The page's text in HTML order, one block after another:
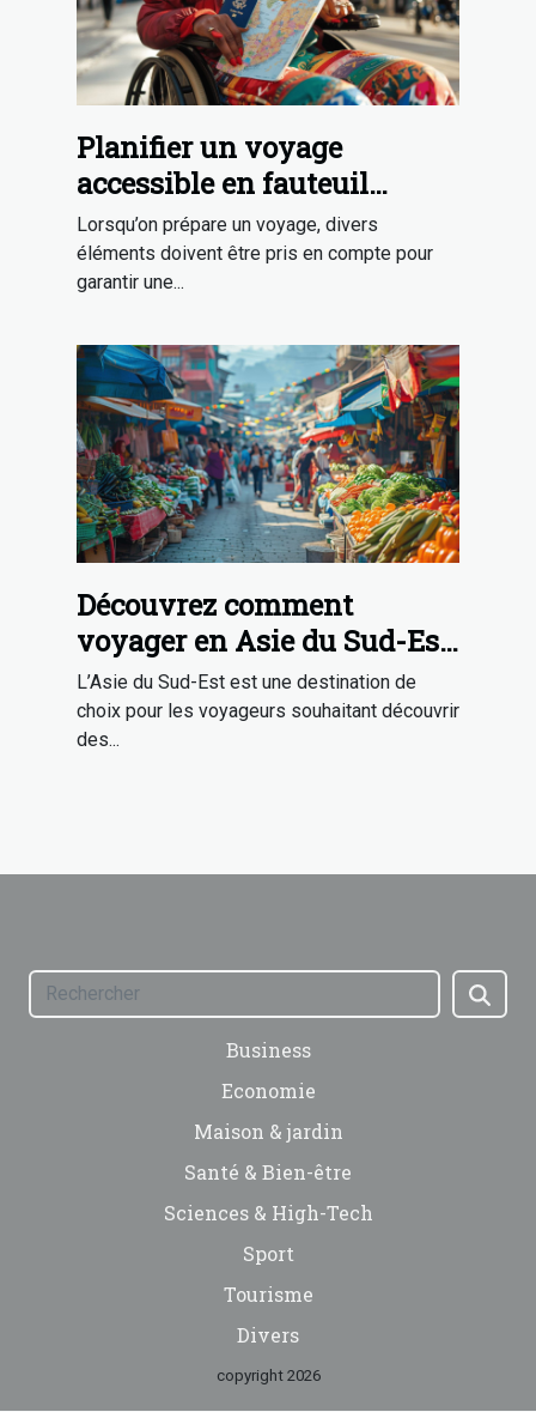
Planifier un voyage
accessible en fauteuil
roulant : Conseils et
ressources
Lorsqu’on prépare un voyage, divers
éléments doivent être pris en compte pour
garantir une...
Découvrez comment
voyager en Asie du Sud-Est
avec un budget limité
L’Asie du Sud-Est est une destination de
choix pour les voyageurs souhaitant découvrir
des...
Business
Economie
Maison & jardin
Santé & Bien-être
Sciences & High-Tech
Sport
Tourisme
Divers
copyright 2026